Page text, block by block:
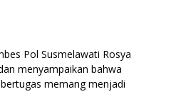
Pol Susmelawati Rosya
menyampaikan bahwa
memang menjadi